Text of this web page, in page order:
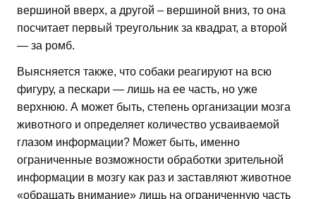
вершиной вверх, а другой – вершиной вниз, то она
посчитает первый треугольник за квадрат, а второй
— за ромб.
Выясняется также, что собаки реагируют на всю
фигуру, а пескари — лишь на ее часть, но уже
верхнюю. А может быть, степень организации мозга
животного и определяет количество усваиваемой
глазом информации? Может быть, именно
ограниченные возможности обработки зрительной
информации в мозгу как раз и заставляют животное
«обращать внимание» лишь на ограниченную часть